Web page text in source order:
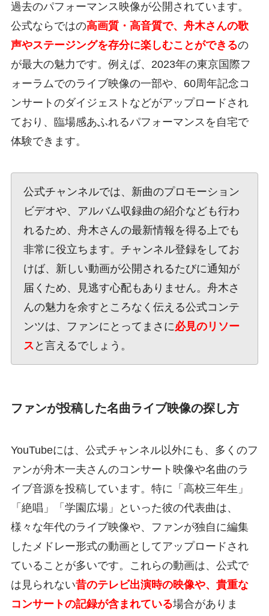
過去のパフォーマンス映像が公開されています。
公式ならではの高画質・高音質で、舟木さんの歌
声やステージングを存分に楽しむことができるの
が最大の魅力です。例えば、2023年の東京国際フ
ォーラムでのライブ映像の一部や、60周年記念コ
ンサートのダイジェストなどがアップロードされ
ており、臨場感あふれるパフォーマンスを自宅で
体験できます。
公式チャンネルでは、新曲のプロモーション
ビデオや、アルバム収録曲の紹介なども行わ
れるため、舟木さんの最新情報を得る上でも
非常に役立ちます。チャンネル登録をしてお
けば、新しい動画が公開されるたびに通知が
届くため、見逃す心配もありません。舟木さ
んの魅力を余すところなく伝える公式コンテ
ンツは、ファンにとってまさに必見のリソー
ス と言えるでしょう。
ファンが投稿した名曲ライブ映像の探し方
YouTubeには、公式チャンネル以外にも、多くのフ
ァンが舟木一夫さんのコンサート映像や名曲のラ
イブ音源を投稿しています。特に「高校三年生」
「絶唱」「学園広場」といった彼の代表曲は、
様々な年代のライブ映像や、ファンが独自に編集
したメドレー形式の動画としてアップロードされ
ていることが多いです。これらの動画は、公式で
は見られない昔のテレビ出演時の映像や、貴重な
コンサートの記録が含まれている場合がありま